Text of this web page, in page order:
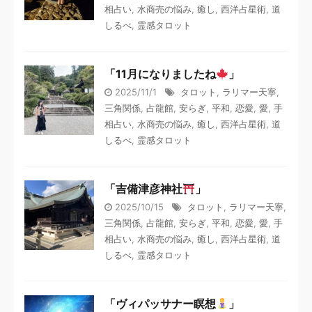
相占い, 水商売の悩み, 癒し, 西洋占星術, 道
しるべ, 霊感タロット
「11月になりましたね 」
2025/11/1 タロット , ラリマー天寧,
三角関係, 占龍館, 安らぎ, 平和, 恋愛, 愛, 手
相占い, 水商売の悩み, 癒し, 西洋占星術, 道
しるべ, 霊感タロット
「吉備津彦神社 」
2025/10/15 タロット , ラリマー天寧,
三角関係, 占龍館, 安らぎ, 平和, 恋愛, 愛, 手
相占い, 水商売の悩み, 癒し, 西洋占星術, 道
しるべ, 霊感タロット
「ヴィパッサナー瞑想 」